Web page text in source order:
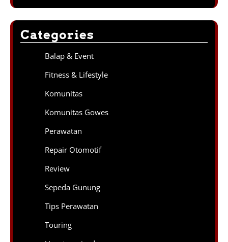
Categories
Balap & Event
Fitness & Lifestyle
Komunitas
Komunitas Gowes
Perawatan
Repair Otomotif
Review
Sepeda Gunung
Tips Perawatan
Touring